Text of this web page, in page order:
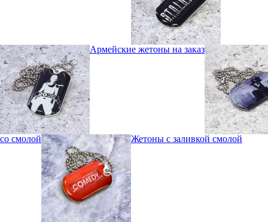
Армейские жетоны на заказ
со смолой Жетоны с заливкой смолой